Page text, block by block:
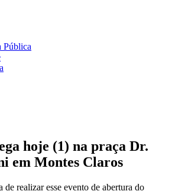
Pública
hoje (1) na praça Dr.
em Montes Claros
realizar esse evento de abertura do